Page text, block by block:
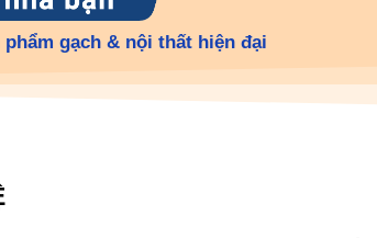
gạch & nội thất hiện đại